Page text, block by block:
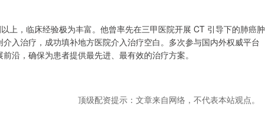
上，临床经验极为丰富。他曾率先在三甲医院开展 CT 引导下的肺癌肿
入治疗，成功填补地方医院介入治疗空白。多次参与国内外权威平台
沿，确保为患者提供最先进、最有效的治疗方案。
顶级配资提示：文章来自网络，不代表本站观点。